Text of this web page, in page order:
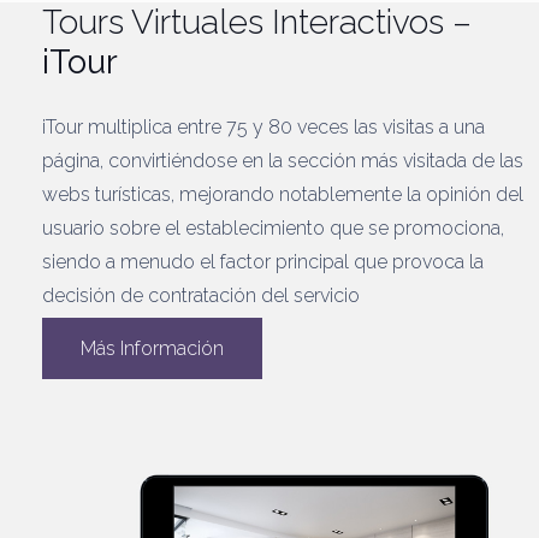
Tours Virtuales Interactivos –
iTour
iTour multiplica entre 75 y 80 veces las visitas a una
página, convirtiéndose en la sección más visitada de las
webs turísticas, mejorando notablemente la opinión del
usuario sobre el establecimiento que se promociona,
siendo a menudo el factor principal que provoca la
decisión de contratación del servicio
Más Información